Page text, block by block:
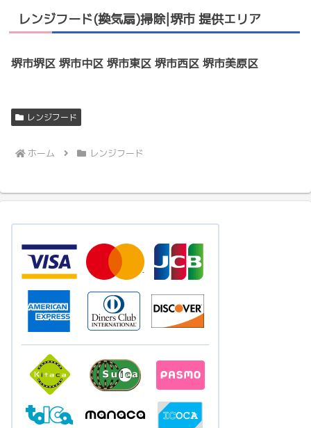
レンジフード(換気扇)掃除|堺市 提供エリア
堺市堺区 堺市中区 堺市東区 堺市西区 堺市美原区
レンジフード
ホーム レンジフード